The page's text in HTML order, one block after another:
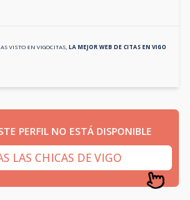
VISTO EN VIGOCITAS LA MEJOR WEB DE CITAS EN VIGO
PERFIL NO ESTÁ DISPONIBLE
LAS CHICAS DE VIGO